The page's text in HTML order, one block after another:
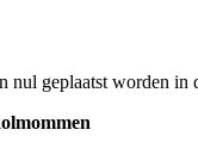
nul geplaatst worden